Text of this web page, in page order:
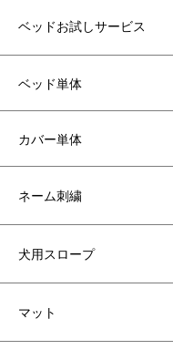
ベッドお試しサービス
ベッド単体
カバー単体
ネーム刺繍
犬用スロープ
マット